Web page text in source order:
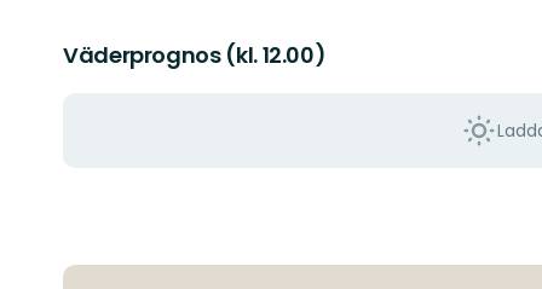
Väderprognos (kl. 12.00)